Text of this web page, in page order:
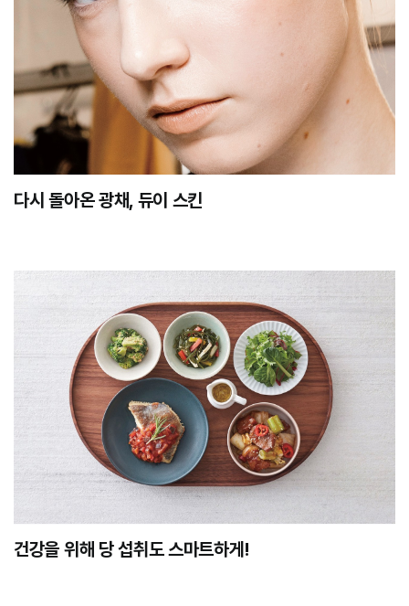
다시 돌아온 광채, 듀이 스킨
건강을 위해 당 섭취도 스마트하게!